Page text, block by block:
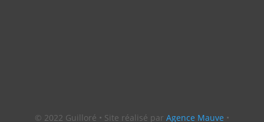
© 2022 Guilloré • Site réalisé par Agence Mauve •